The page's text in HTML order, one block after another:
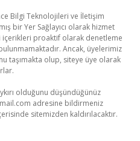
Bilgi Teknolojileri ve İletişim
bir Yer Sağlayıcı olarak hizmet
proaktif olarak denetleme
Ancak, üyelerimiz
taşımakta olup, siteye üye olarak
olduğunu düşündüğünüz
adresine bildirmeniz
sitemizden kaldırılacaktır.